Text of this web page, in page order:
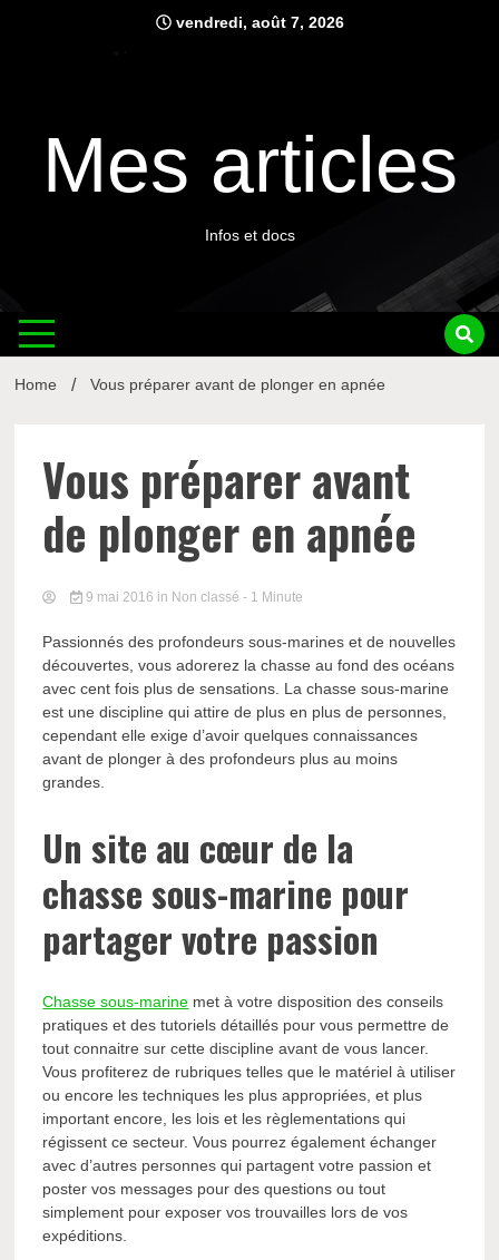
vendredi, août 7, 2026
Mes articles
Infos et docs
Home Vous préparer avant de plonger en apnée
Vous préparer avant
de plonger en apnée
9 mai 2016 in Non classé - 1 Minute
Passionnés des profondeurs sous-marines et de nouvelles
découvertes, vous adorerez la chasse au fond des océans
avec cent fois plus de sensations. La chasse sous-marine
est une discipline qui attire de plus en plus de personnes,
cependant elle exige d’avoir quelques connaissances
avant de plonger à des profondeurs plus au moins
grandes.
Un site au cœur de la
chasse sous-marine pour
partager votre passion
Chasse sous-marine met à votre disposition des conseils
pratiques et des tutoriels détaillés pour vous permettre de
tout connaitre sur cette discipline avant de vous lancer.
Vous profiterez de rubriques telles que le matériel à utiliser
ou encore les techniques les plus appropriées, et plus
important encore, les lois et les règlementations qui
régissent ce secteur. Vous pourrez également échanger
avec d’autres personnes qui partagent votre passion et
poster vos messages pour des questions ou tout
simplement pour exposer vos trouvailles lors de vos
expéditions.